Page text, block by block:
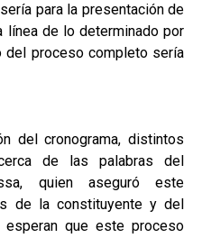
para la presentación de
línea de lo determinado por
del proceso completo sería
del cronograma, distintos
de las palabras del
quien aseguró este
de la constituyente y del
que este proceso